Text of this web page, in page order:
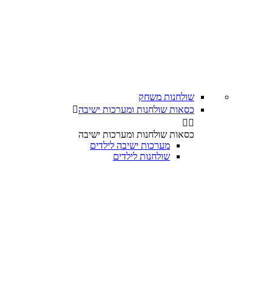
שולחנות משחק
כסאות שולחנות ומערכות ישיבה
 
כסאות שולחנות ומערכות ישיבה
מערכות ישיבה לילדים
שולחנות לילדים